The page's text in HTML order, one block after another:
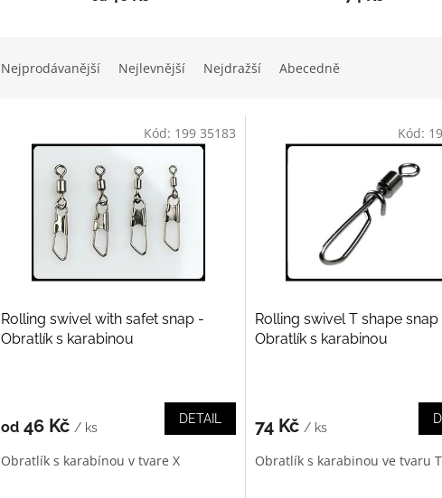
Nejprodávanější Nejlevnější Nejdražší Abecedně
Rolling swivel with safet snap -
Obratlík s karabinou
od 46 Kč / ks
DETAIL
Obratlík s karabínou v tvare X
Kód: 199 35183
Rolling swivel T shape snap
Obratlík s karabinou
74 Kč / ks
Obratlík s karabinou ve tvaru T
Kód: